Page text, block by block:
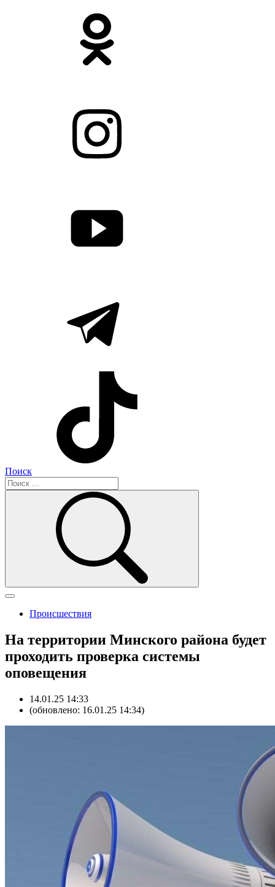
Поиск
Происшествия
На территории Минского района будет
проходить проверка системы
оповещения
14.01.25 14:33
(обновлено: 16.01.25 14:34)